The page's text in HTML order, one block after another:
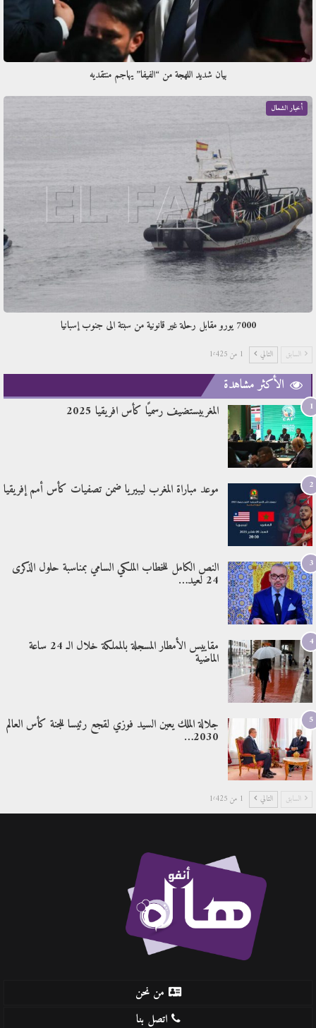
بيان شديد اللهجة من “الفيفا” يهاجم منتقديه
أخبار الشمال
7000 يورو مقابل رحلة غير قانونية من سبتة الى جنوب إسبانيا
السابق التالي 1 من 1٬425
الأكثر مشاهدة
1 المغربيستضيف رسميًا كأس افريقيا 2025
2 موعد مباراة المغرب ليبيريا ضمن تصفيات كأس أمم إفريقيا
3 النص الكامل للخطاب الملكي السامي بمناسبة حلول الذكرى
24 لعيد…
4 مقاييس الأمطار المسجلة بالمملكة خلال الـ 24 ساعة
الماضية
5 جلالة الملك يعين السيد فوزي لقجع رئيسا للجنة كأس العالم
2030…
السابق التالي 1 من 1٬425
من نحن
اتصل بنا